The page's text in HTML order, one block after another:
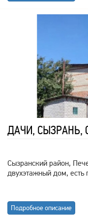
ДАЧИ, СЫЗРАНЬ,
Сызранский район,
двухэтажный дом, есть
Подробное описание